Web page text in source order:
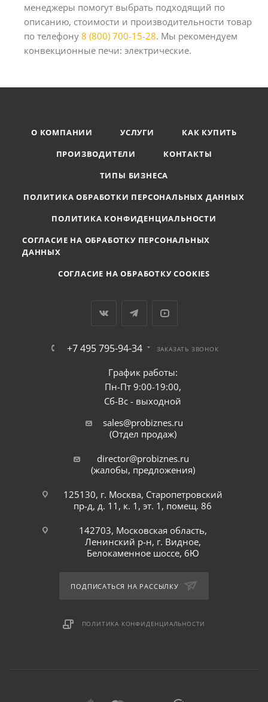
менеджеры помогут выбрать подходящий по
описанию, стоимости и производительности товар
по телефону 8 (800) 700-15-28. Мы рекомендуем
конвекционные печи: электрические.
О КОМПАНИИ УСЛУГИ
КАК КУПИТЬ
ПРОИЗВОДИТЕЛИ
КОНТАКТЫ
ТИПЫ БИЗНЕСА
ПОЛИТИКА ОБРАБОТКИ ПЕРСОНАЛЬНЫХ ДАННЫХ
ПОЛИТИКА КОНФИДЕНЦИАЛЬНОСТИ
СОГЛАСИЕ НА ОБРАБОТКУ ПЕРСОНАЛЬНЫХ
ДАННЫХ
СОГЛАСИЕ НА ОБРАБОТКУ COOKIES
+7 495 795-94-34 ЗАКАЗАТЬ ЗВОНОК
График работы:
Пн-Пт 9:00-19:00,
Сб-Вс - выходной
sales@probiznes.ru
(Отдел продаж)
director@probiznes.ru
(жалобы, предложения)
125130, г. Москва, Старопетровский
пр-д, д. 11, к. 1, эт. 1, помещ. 86
142703, Московская область,
Ленинский р-н, г. Видное,
Белокаменное шоссе, 6Ю
ПОДПИСАТЬСЯ НА РАССЫЛКУ
ПОЛИТИКА КОНФИДЕНЦИАЛЬНОСТИ